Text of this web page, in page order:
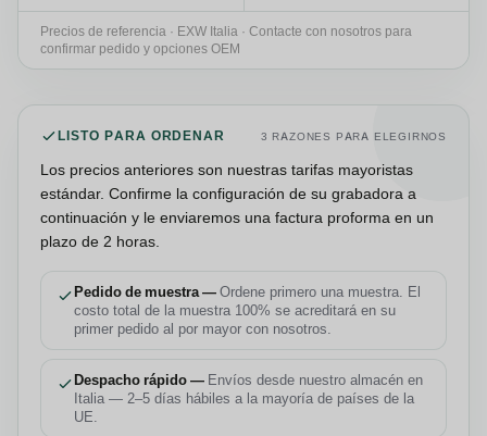
Precios de referencia · EXW Italia · Contacte con nosotros para
confirmar pedido y opciones OEM
LISTO PARA ORDENAR 3 RAZONES PARA ELEGIRNOS
Los precios anteriores son nuestras tarifas mayoristas
estándar. Confirme la configuración de su grabadora a
continuación y le enviaremos una factura proforma en un
plazo de 2 horas.
Pedido de muestra —Ordene primero una muestra. El
costo total de la muestra 100% se acreditará en su
primer pedido al por mayor con nosotros.
Despacho rápido — Envíos desde nuestro almacén en
Italia — 2–5 días hábiles a la mayoría de países de la
UE.